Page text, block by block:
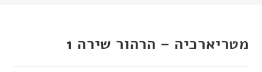
מטריארכיה – הרהור שירה 1